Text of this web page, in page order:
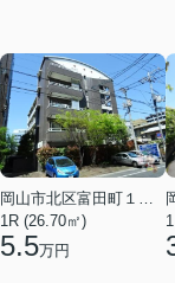
岡山市北区富田町１丁目
1R (26.70㎡)
5.5万円